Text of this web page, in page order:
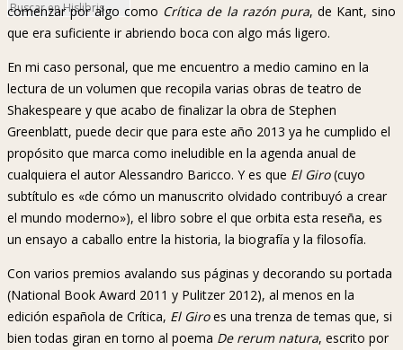
comenzar por algo como Crítica de la razón pura, de Kant, sino
que era suficiente ir abriendo boca con algo más ligero.
En mi caso personal, que me encuentro a medio camino en la
lectura de un volumen que recopila varias obras de teatro de
Shakespeare y que acabo de finalizar la obra de Stephen
Greenblatt, puede decir que para este año 2013 ya he cumplido el
propósito que marca como ineludible en la agenda anual de
cualquiera el autor Alessandro Baricco. Y es que El Giro(cuyo
subtítulo es «de cómo un manuscrito olvidado contribuyó a crear
el mundo moderno»), el libro sobre el que orbita esta reseña, es
un ensayo a caballo entre la historia, la biografía y la filosofía.
Con varios premios avalando sus páginas y decorando su portada
(National Book Award 2011 y Pulitzer 2012), al menos en la
edición española de Crítica, El Giroes una trenza de temas que, si
bien todas giran en torno al poema De rerum natura, escrito por